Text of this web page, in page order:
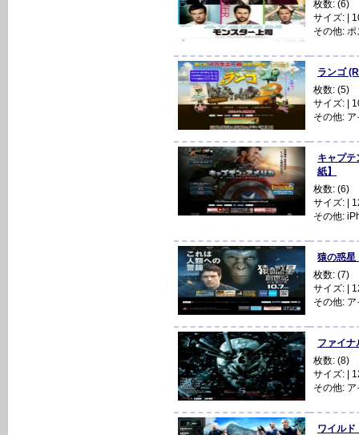
枚数: (6)
サイズ: |
その他: ポ
ランゴ
枚数: (5)
サイズ: |
その他: ア
キャプ
紙】
枚数: (6)
サイズ: |
その他:
猿の惑
枚数: (7)
サイズ: |
その他: ア
ファイ
枚数: (8)
サイズ: |
その他: ア
ワイル